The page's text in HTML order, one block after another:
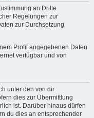
an Dritte
Regelungen zur
zur Durchsetzung
Profil angegebenen Daten
verfügbar und von
unter den von dir
dies zur Übermittlung
ist. Darüber hinaus dürfen
du dies an entsprechender